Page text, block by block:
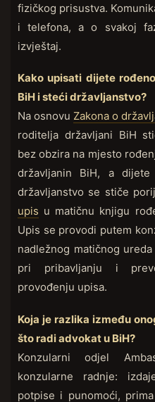
fizičkog prisustva.
i telefona, a o svakoj
izvještaj.
Kako upisati dijete
BiH i steći državljanstvo?
Na osnovu Zakona o
roditelja državljani BiH
bez obzira na mjesto
državljanin BiH, a
državljanstvo se stiče
upis u matičnu knjigu
Upis se provodi putem
nadležnog matičnog
pri pribavljanju i
provođenju upisa.
Koja je razlika između
što radi advokat u BiH?
Konzularni odjel
konzularne radnje:
potpise i punomoći,